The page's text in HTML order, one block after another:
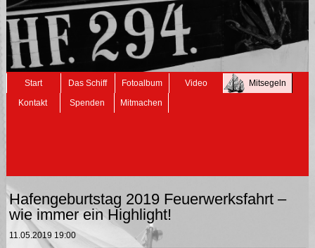
Navigation
überspringen
Start Das Schiff Fotoalbum Video
Mitsegeln
Kontakt
Spenden Mitmachen
Hafengeburtstag 2019 Feuerwerksfahrt –
wie immer ein Highlight!
11.05.2019 19:00